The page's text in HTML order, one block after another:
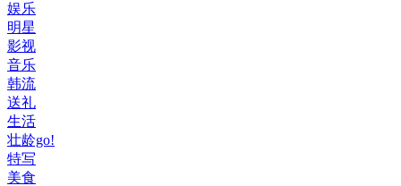
娱乐
明星
影视
音乐
韩流
送礼
生活
壮龄go!
特写
美食